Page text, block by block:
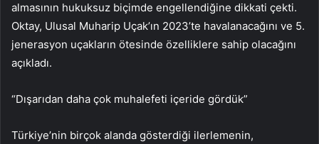
almasının hukuksuz biçimde engellendiğine dikkati çekti.
Oktay, Ulusal Muharip Uçak’ın 2023’te havalanacağını ve 5.
jenerasyon uçakların ötesinde özelliklere sahip olacağını
açıkladı.
“Dışarıdan daha çok muhalefeti içeride gördük”
Türkiye’nin birçok alanda gösterdiği ilerlemenin,